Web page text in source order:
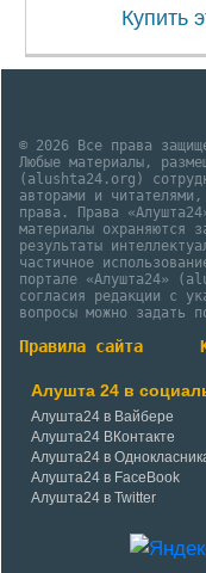
Купить
© 2026 Все права
Любые материалы,
(alushta24.org)
авторами и
права. Права
материалы охраняются
результаты
частичное
портале «Алушта24»
согласия редакции с
вопросы можно задать
Правила сайта
Алушта 24 в
Алушта24 в Вайбере
Алушта24 ВКонтакте
Алушта24 в
Алушта24 в FaceBook
Алушта24 в Twitter